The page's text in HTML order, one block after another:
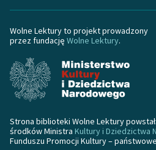
Wolne Lektury to projekt prowadzony
przez fundację Wolne Lektury.
Strona biblioteki Wolne Lektury
środków Ministra Kultury i Dziedzictwa
Funduszu Promocji Kultury –